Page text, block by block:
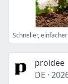
Schneller,
proidee
DE ·